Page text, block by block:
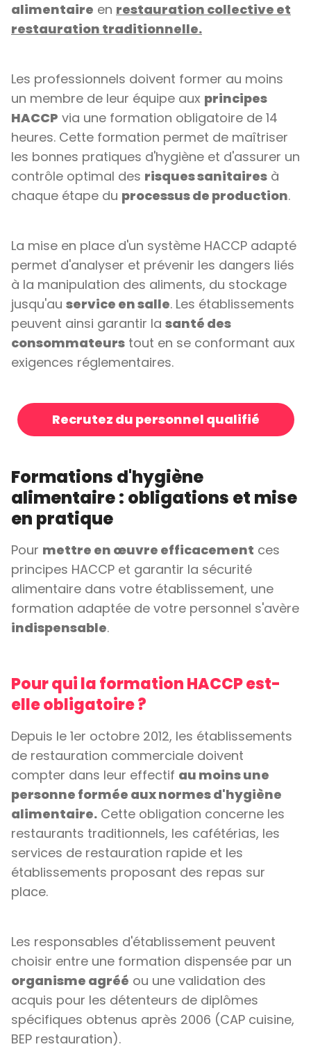
alimentaire en restauration collective et
restauration traditionnelle.
Les professionnels doivent former au moins
un membre de leur équipe aux principes
HACCP via une formation obligatoire de 14
heures. Cette formation permet de maîtriser
les bonnes pratiques d'hygiène et d'assurer un
contrôle optimal des risques sanitaires à
chaque étape du processus de production.
La mise en place d'un système HACCP adapté
permet d'analyser et prévenir les dangers liés
à la manipulation des aliments, du stockage
jusqu'au service en salle. Les établissements
peuvent ainsi garantir la santé des
consommateurs tout en se conformant aux
exigences réglementaires.
Recrutez du personnel qualifié
Formations d'hygiène
alimentaire : obligations et mise
en pratique
Pour mettre en œuvre efficacement ces
principes HACCP et garantir la sécurité
alimentaire dans votre établissement, une
formation adaptée de votre personnel s'avère
indispensable.
Pour qui la formation HACCP est-
elle obligatoire ?
Depuis le 1er octobre 2012, les établissements
de restauration commerciale doivent
compter dans leur effectif au moins une
personne formée aux normes d'hygiène
alimentaire. Cette obligation concerne les
restaurants traditionnels, les cafétérias, les
services de restauration rapide et les
établissements proposant des repas sur
place.
Les responsables d'établissement peuvent
choisir entre une formation dispensée par un
organisme agréé ou une validation des
acquis pour les détenteurs de diplômes
spécifiques obtenus après 2006 (CAP cuisine,
BEP restauration).